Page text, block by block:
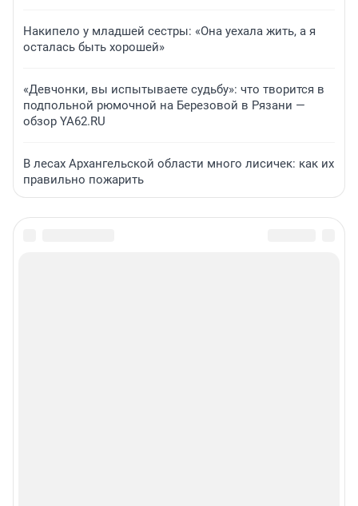
Накипело у младшей сестры: «Она уехала жить, а я
осталась быть хорошей»
«Девчонки, вы испытываете судьбу»: что творится в
подпольной рюмочной на Березовой в Рязани —
обзор YA62.RU
В лесах Архангельской области много лисичек: как их
правильно пожарить